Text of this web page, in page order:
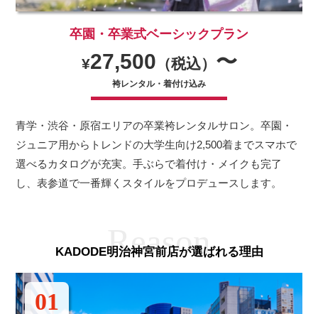
卒園・卒業式ベーシックプラン
¥27,500 （税込） 〜
袴レンタル・着付け込み
青学・渋谷・原宿エリアの卒業袴レンタルサロン。卒園・
ジュニア用からトレンドの大学生向け2,500着までスマホで
選べるカタログが充実。手ぶらで着付け・メイクも完了
し、表参道で一番輝くスタイルをプロデュースします。
KADODE明治神宮前店が選ばれる理由
01